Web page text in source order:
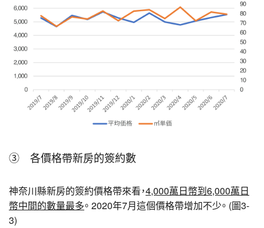
③ 各價格帶新房的簽約數
神奈川縣新房的簽約價格帶來看，4,000萬日幣到6,000萬日
幣中間的數量最多。 2020年7月這個價格帶增加不少。 (圖3-
3)